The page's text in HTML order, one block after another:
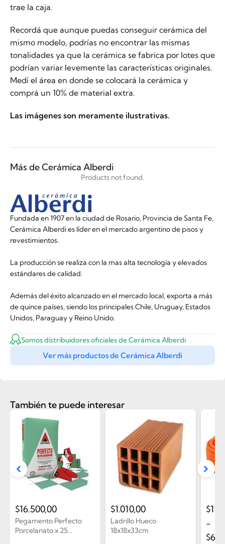
trae la caja.
Recordá que aunque puedas conseguir cerámica del
mismo modelo, podrías no encontrar las mismas
tonalidades ya que la cerámica se fabrica por lotes que
podrían variar levemente las características originales.
Medí el área en donde se colocará la cerámica y
comprá un 10% de material extra.
Las imágenes son meramente ilustrativas.
Más de Cerámica Alberdi
Fundada en 1907 en la ciudad de Rosario, Provincia de Santa Fe,
Cerámica Alberdi es líder en el mercado argentino de pisos y
revestimientos.
La producción se realiza con la mas alta tecnología y elevados
estándares de calidad.
Además del éxito alcanzado en el mercado local, exporta a más
de quince países, siendo los principales Chile, Uruguay, Estados
Unidos, Paraguay y Reino Unido.
Somos distribuidores oficiales de Cerámica Alberdi
Ver más productos de Cerámica Alberdi
Products not found.
También te puede interesar
Pegamento Perfecto
Porcelanato x 25...
$16.500,00
Ladrillo Hueco
18x18x33cm
$1.010,00
$
-
$